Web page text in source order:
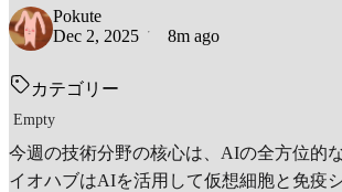
Pokute
Dec 2, 2025
8m ago
カテゴリー
Empty
今週の技術分野の核心は、AIの全方位的
イオハブはAIを活用して仮想細胞と免疫